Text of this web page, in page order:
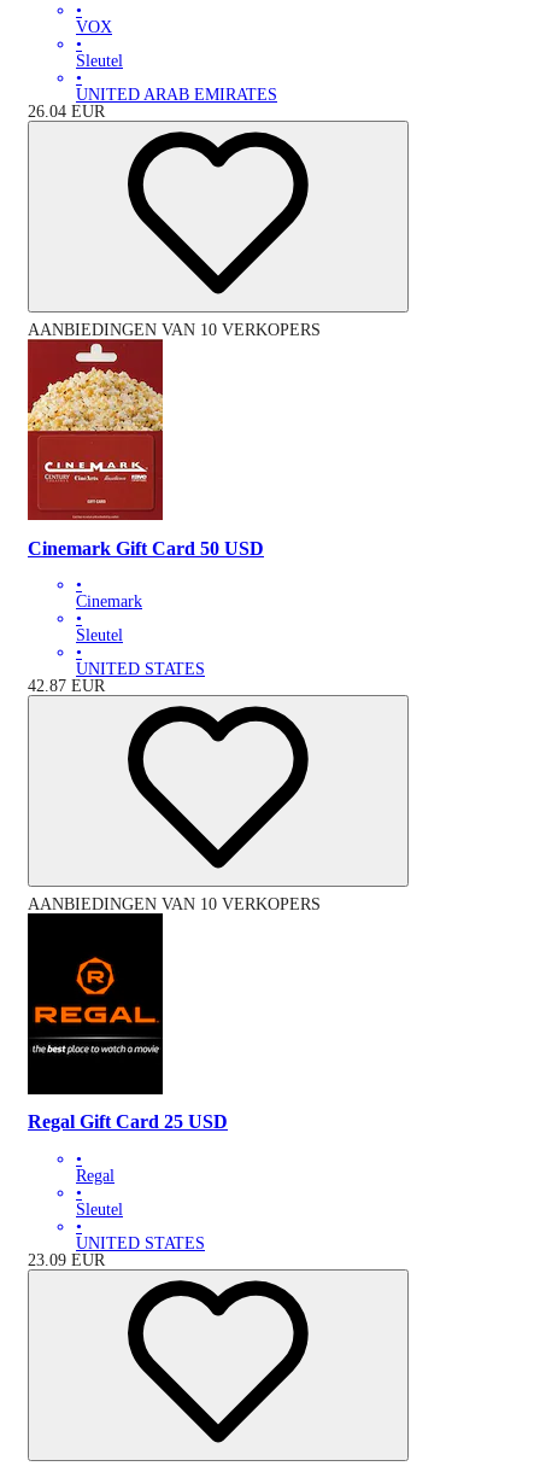
•
VOX
•
Sleutel
•
UNITED ARAB EMIRATES
26.04 EUR
AANBIEDINGEN VAN 10 VERKOPERS
Cinemark Gift Card 50 USD
•
Cinemark
•
Sleutel
•
UNITED STATES
42.87 EUR
AANBIEDINGEN VAN 10 VERKOPERS
Regal Gift Card 25 USD
•
Regal
•
Sleutel
•
UNITED STATES
23.09 EUR